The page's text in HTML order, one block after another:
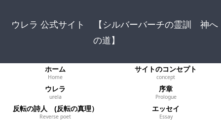
ウレラ 公式サイト 【シルバーバーチの霊訓 神へ
の道】
ホーム
Home
サイトのコンセプト
concept
ウレラ
urela
序章
Prologue
反転の詩人 (反転の真理）
Reverse poet
エッセイ
Essay